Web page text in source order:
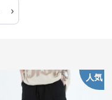
›
人気